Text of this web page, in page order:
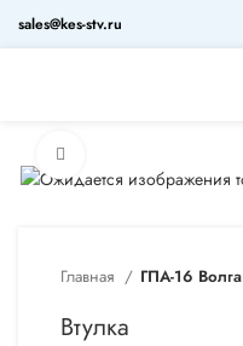
sales@kes-stv.ru
Главная ГПА-16 Волга
Втулка